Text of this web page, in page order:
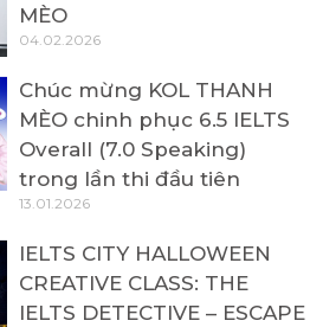
MÈO
04.02.2026
Chúc mừng KOL THANH
MÈO chinh phục 6.5 IELTS
Overall (7.0 Speaking)
trong lần thi đầu tiên
13.01.2026
IELTS CITY HALLOWEEN
CREATIVE CLASS: THE
IELTS DETECTIVE – ESCAPE